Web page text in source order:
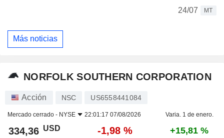
24/07
MT
Más noticias
NORFOLK SOUTHERN CORPORATION
Acción NSC US6558441084
Mercado cerrado - NYSE 22:01:17 07/08/2026 Varia. 1 de enero.
334,36 USD -1,98 % +15,81 %